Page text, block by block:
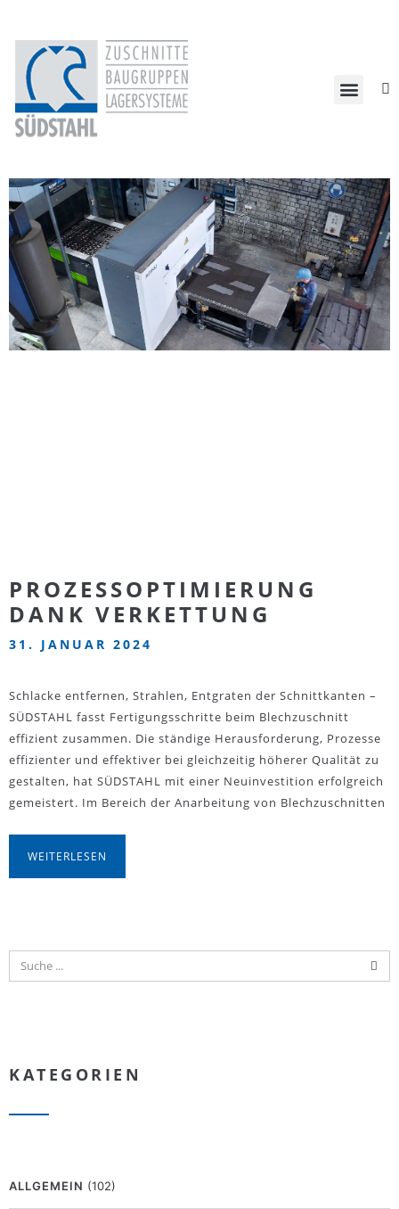
PROZESSOPTIMIERUNG
DANK VERKETTUNG
31. JANUAR 2024
Schlacke entfernen, Strahlen, Entgraten der Schnittkanten –
SÜDSTAHL fasst Fertigungsschritte beim Blechzuschnitt
effizient zusammen. Die ständige Herausforderung, Prozesse
effizienter und effektiver bei gleichzeitig höherer Qualität zu
gestalten, hat SÜDSTAHL mit einer Neuinvestition erfolgreich
gemeistert. Im Bereich der Anarbeitung von Blechzuschnitten
WEITERLESEN
KATEGORIEN
ALLGEMEIN (102)